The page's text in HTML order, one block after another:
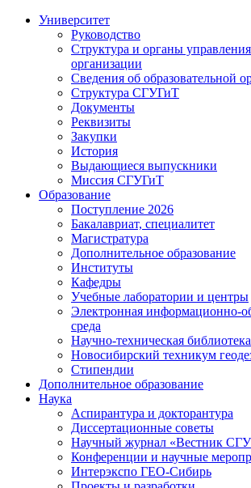
Университет
Руководство
Структура и органы
организации
Сведения об образовательной
Структура СГУГиТ
Документы
Реквизиты
Закупки
История
Выдающиеся выпускники
Миссия СГУГиТ
Образование
Поступление 2026
Бакалавриат, специалитет
Магистратура
Дополнительное образование
Институты
Кафедры
Учебные лаборатории и центры
Электронная информационно-
среда
Научно-техническая библиотека
Новосибирский техникум
Стипендии
Дополнительное образование
Наука
Аспирантура и докторантура
Диссертационные советы
Научный журнал «Вестник
Конференции и научные
Интерэкспо ГЕО-Сибирь